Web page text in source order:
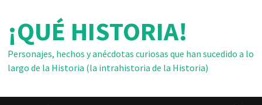
contenido
¡QUÉ HISTORIA!
Personajes, hechos y anécdotas curiosas que han sucedido a lo
largo de la Historia (la intrahistoria de la Historia)